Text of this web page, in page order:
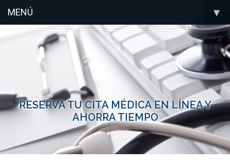
MENÚ ▾
RESERVA TU CITA MÉDICA EN LÍNEA Y
AHORRA TIEMPO